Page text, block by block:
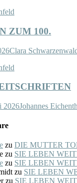
ZUM 100.
Clara
2026Johannes
zu DIE MUTTER
zu SIE LEBEN
zu SIE LEBEN
zu SIE LEBEN
zu SIE LEBEN